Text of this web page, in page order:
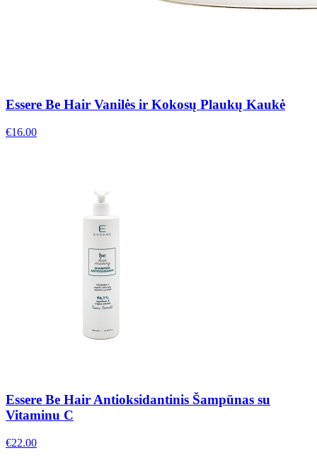
Essere Be Hair Vanilės ir Kokosų Plaukų Kaukė
€16.00
Essere Be Hair Antioksidantinis Šampūnas su
Vitaminu C
€22.00